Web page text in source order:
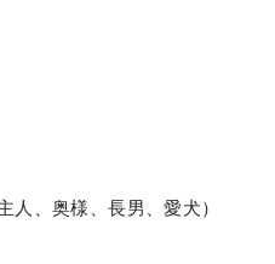
人、奥様、長男、愛犬）